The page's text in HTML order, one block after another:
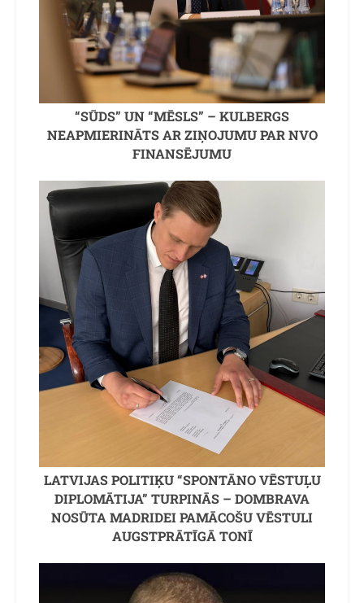
“SŪDS” UN “MĒSLS” – KULBERGS
NEAPMIERINĀTS AR ZIŅOJUMU PAR NVO
FINANSĒJUMU
LATVIJAS POLITIĶU “SPONTĀNO VĒSTUĻU
DIPLOMĀTIJA” TURPINĀS – DOMBRAVA
NOSŪTA MADRIDEI PAMĀCOŠU VĒSTULI
AUGSTPRĀTĪGĀ TONĪ